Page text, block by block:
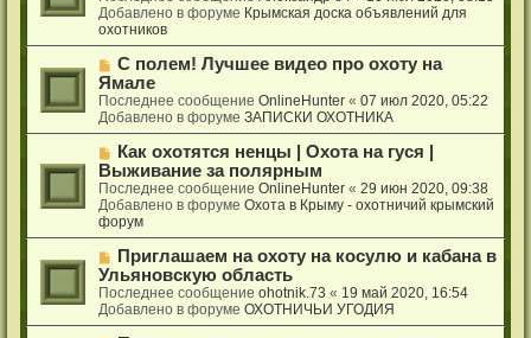
б
щ
е
н
и
е
о
е
с
о
о
б
щ
е
н
и
е
Добавлено в форуме Крымская доска объявлений для
охотников
Н
о
в
о
е
с
о
о
б
щ
е
н
и
е
С полем! Лучшее видео про охоту на
Ямале
Последнее сообщениеOnlineHunter «07 июл 2020, 05:22
Добавлено в форумеЗАПИСКИ ОХОТНИКА
Н
о
в
о
е
с
о
о
б
щ
е
н
Как охотятся ненцы | Охота на гуся |
Выживание за полярным
Последнее сообщениеOnlineHunter «29 июн 2020, 09:38
Добавлено в форумеОхота в Крыму - охотничий крымский
форум
Н
о
в
о
е
Приглашаем на охоту на косулю и кабана в
Ульяновскую область
Последнее сообщениеohotnik.73 « 19 май 2020, 16:54
Добавлено в форумеОХОТНИЧЬИ УГОДИЯ